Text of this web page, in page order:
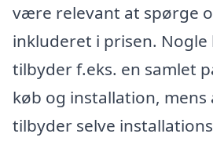
være relevant at spørge
inkluderet i prisen.
tilbyder f.eks. en samlet
køb og installation, mens
tilbyder selve